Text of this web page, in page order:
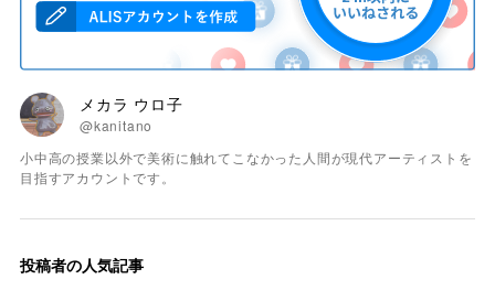
メカラ ウロ子
@kanitano
小中高の授業以外で美術に触れてこなかった人間が現代アーティストを
目指すアカウントです。
投稿者の人気記事